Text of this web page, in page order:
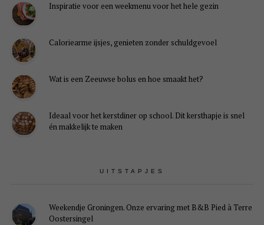
Inspiratie voor een weekmenu voor het hele gezin
Caloriearme ijsjes, genieten zonder schuldgevoel
Wat is een Zeeuwse bolus en hoe smaakt het?
Ideaal voor het kerstdiner op school. Dit kersthapje is snel
én makkelijk te maken
UITSTAPJES
Weekendje Groningen. Onze ervaring met B&B Pied à Terre
Oostersingel